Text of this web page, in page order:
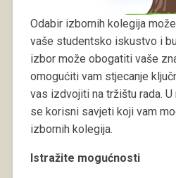
Odabir izbornih kolegija
vaše studentsko iskustvo i
izbor može obogatiti vaše
omogućiti vam stjecanje
vas izdvojiti na tržištu rada.
se korisni savjeti koji vam
izbornih kolegija.
Istražite mogućnosti